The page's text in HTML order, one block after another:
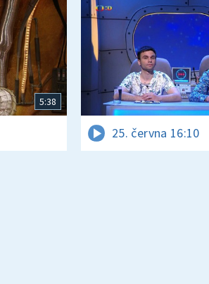
5:38
25. června 16:10